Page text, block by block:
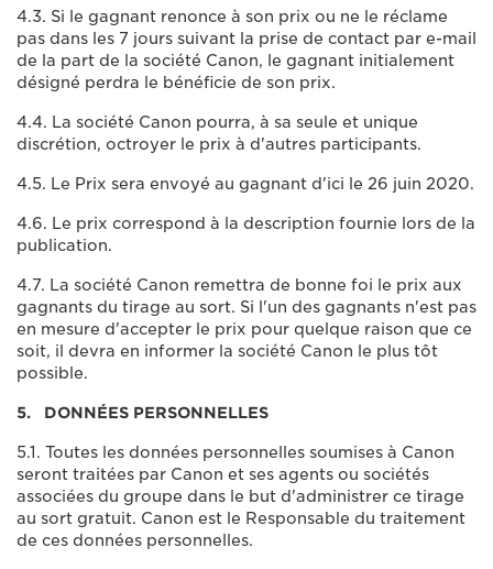
4.3. Si le gagnant renonce à son prix ou ne le réclame
pas dans les 7 jours suivant la prise de contact par e-mail
de la part de la société Canon, le gagnant initialement
désigné perdra le bénéficie de son prix.
4.4. La société Canon pourra, à sa seule et unique
discrétion, octroyer le prix à d'autres participants.
4.5. Le Prix sera envoyé au gagnant d'ici le 26 juin 2020.
4.6. Le prix correspond à la description fournie lors de la
publication.
4.7. La société Canon remettra de bonne foi le prix aux
gagnants du tirage au sort. Si l'un des gagnants n'est pas
en mesure d'accepter le prix pour quelque raison que ce
soit, il devra en informer la société Canon le plus tôt
possible.
5. DONNÉES PERSONNELLES
5.1. Toutes les données personnelles soumises à Canon
seront traitées par Canon et ses agents ou sociétés
associées du groupe dans le but d'administrer ce tirage
au sort gratuit. Canon est le Responsable du traitement
de ces données personnelles.